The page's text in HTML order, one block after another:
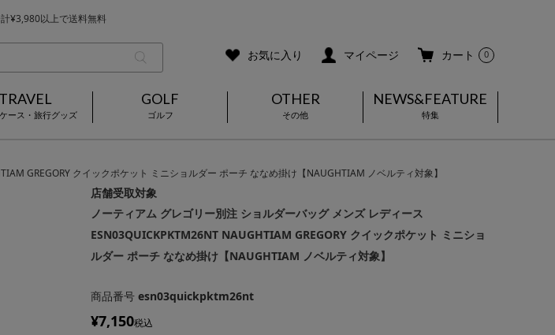
¥3,980以上で送料無料
沖縄・離島を除く)
次発送（一部お取り寄せ商品を除く）
お気に入り マイページ カート 0
TRAVEL
ース・旅行グッズ
GOLF
ゴルフ
OTHER
その他
NEWS&FEATURE
特集
GREGORY クイックポケット ミニショルダー ポーチ ななめ掛け【NAUGHTIAM ノベルティ対象】
店舗受取対象
ノーティアム グレゴリー別注 ショルダーバッグ メンズ レディース
ESN03QUICKPKTM26NT NAUGHTIAM GREGORY クイックポケット ミニショ
ルダー ポーチ ななめ掛け【NAUGHTIAM ノベルティ対象】
商品番号 esn03quickpktm26nt
¥7,150税込